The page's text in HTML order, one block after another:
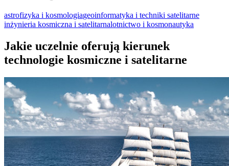
astrofizyka i kosmologiageoinformatyka i techniki satelitarne
inżynieria kosmiczna i satelitarnalotnictwo i kosmonautyka
Jakie uczelnie oferują kierunek
technologie kosmiczne i satelitarne